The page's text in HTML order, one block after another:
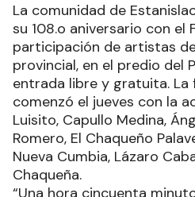
La comunidad de
su 108.o aniversario con el
participación de artistas
provincial, en el predio del
entrada libre y gratuita. La
comenzó el jueves con la
Luisito, Capullo Medina,
Romero, El Chaqueño
Nueva Cumbia, Lázaro
Chaqueña.
“Una hora cincuenta